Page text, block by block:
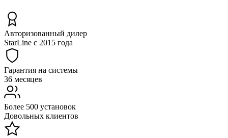
Авторизованный дилер
StarLine с 2015 года
Гарантия на системы
36 месяцев
Более 500 установок
Довольных клиентов